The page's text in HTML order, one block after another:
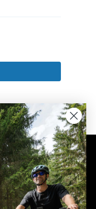
facebook TikTok